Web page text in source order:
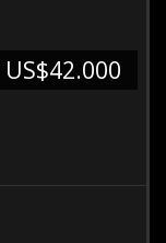
US$42.000